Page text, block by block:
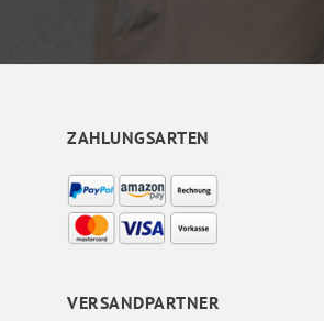
ZAHLUNGSARTEN
VERSANDPARTNER